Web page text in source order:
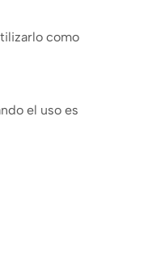
como
el uso es